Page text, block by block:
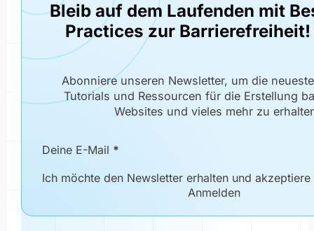
Bleib auf dem Laufenden mit
Practices zur Barrierefreiheit!
Abonniere unseren Newsletter, um die
Tutorials und Ressourcen für die Erstellung
Websites und vieles mehr zu
Newsletter Formular
Deine E-Mail *
Ich möchte den Newsletter erhalten und
Anmelden